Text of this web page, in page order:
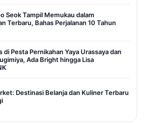
Seok Tampil Memukau dalam
Terbaru, Bahas Perjalanan 10 Tahun
di Pesta Pernikahan Yaya Urassaya dan
Ada Bright hingga Lisa
Destinasi Belanja dan Kuliner Terbaru